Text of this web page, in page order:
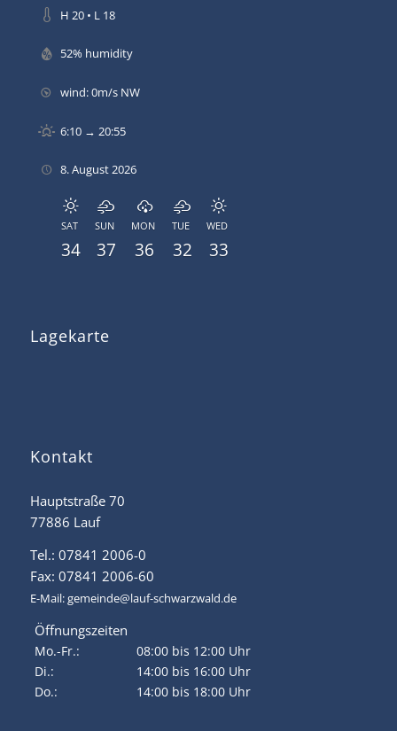
H 20 • L 18
52% humidity
wind: 0m/s NW
6:10 → 20:55
8. August 2026
SAT
34
SUN
37
MON
36
TUE
32
WED
33
Lagekarte
Kontakt
Hauptstraße 70
77886 Lauf
Tel.: 07841 2006-0
Fax: 07841 2006-60
E-Mail:gemeinde@lauf-schwarzwald.de
Öffnungszeiten
Mo.-Fr.:
08:00 bis 12:00 Uhr
Di.:
14:00 bis 16:00 Uhr
Do.:
14:00 bis 18:00 Uhr